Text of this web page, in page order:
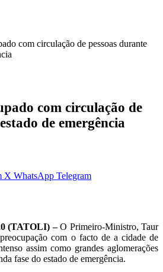
com circulação de pessoas durante
com circulação de
de emergência
X WhatsApp Telegram
(TATOLI) –O Primeiro-Ministro, Taur
com o facto de a cidade de
assim como grandes aglomerações
fase do estado de emergência.